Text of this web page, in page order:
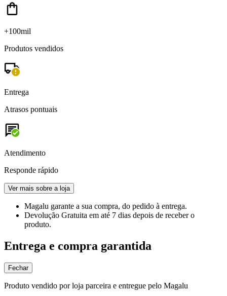
+100mil
Produtos vendidos
Entrega
Atrasos pontuais
Atendimento
Responde rápido
Ver mais sobre a loja
Magalu garante a sua compra, do pedido à entrega.
Devolução Gratuita em até 7 dias depois de receber o
produto.
Entrega e compra garantida
Fechar
Produto vendido por loja parceira e entregue pelo Magalu